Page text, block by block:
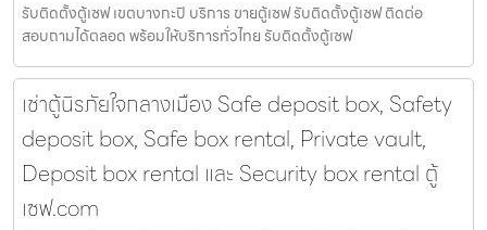
รับติดตั้งตู้เซฟ เขตบางกะปิ บริการ ขายตู้เซฟ รับติดตั้งตู้เซฟ ติดต่อ
สอบถามได้ตลอด พร้อมให้บริการทั่วไทย รับติดตั้งตู้เซฟ
เช่าตู้นิรภัยใจกลางเมือง Safe deposit box, Safety
deposit box, Safe box rental, Private vault,
Deposit box rental และ Security box rental ตู้
เซฟ.com